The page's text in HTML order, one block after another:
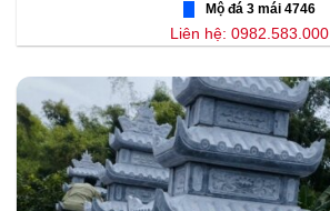
Mộ đá 3 mái 4746
Liên hệ: 0982.583.000